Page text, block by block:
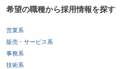
希望の職種から採用情報を探す
営業系
販売・サービス系
事務系
技術系